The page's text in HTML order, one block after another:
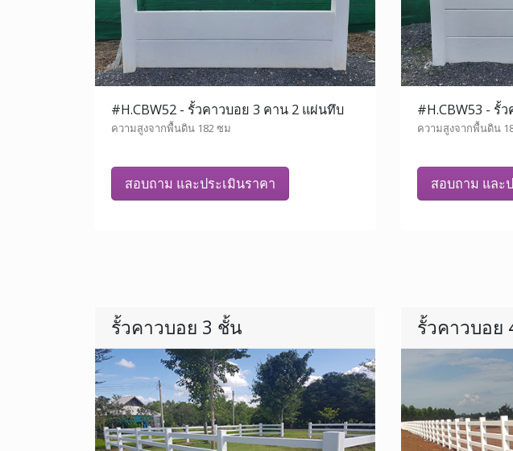
#H.CBW52 - รั้วคาวบอย 3 คาน 2 แผ่นทึบ
ความสูงจากพื้นดิน 182 ซม
สอบถาม และประเมินราคา
#H.CBW53 - รั้
ความสูงจากพื้นดิน
สอบถาม และ
รั้วคาวบอย 3 ชั้น รั้วคาวบอย